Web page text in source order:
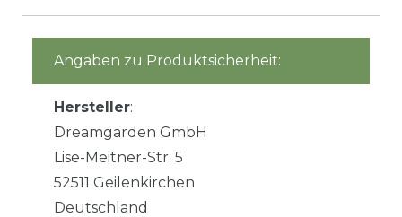
Angaben zu Produktsicherheit:
Hersteller:
Dreamgarden GmbH
Lise-Meitner-Str. 5
52511 Geilenkirchen
Deutschland